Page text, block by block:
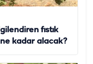
fıstık
kadar alacak?